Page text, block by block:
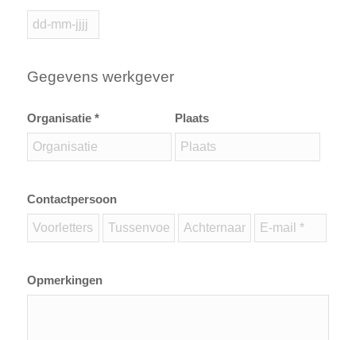
Gegevens werkgever
Organisatie * Plaats
Contactpersoon
Opmerkingen